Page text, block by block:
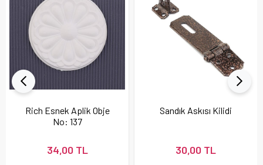
Rich Esnek Aplik Obje
No: 137
34,00 TL
Sandık Askısı Kilidi
30,00 TL